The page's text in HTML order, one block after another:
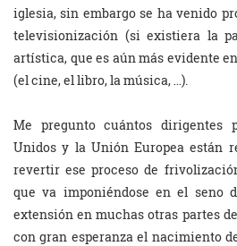
iglesia, sin embargo se ha venido
televisionización (si existiera la
artística, que es aún más evidente
(el cine, el libro, la música, …).
Me pregunto cuántos dirigentes
Unidos y la Unión Europea están
revertir ese proceso de
que va imponiéndose en el seno
extensión en muchas otras partes
con gran esperanza el nacimiento